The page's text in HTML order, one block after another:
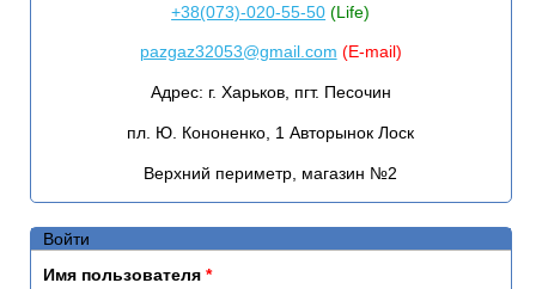
+38(073)-020-55-50 (Life)
pazgaz32053@gmail.com (E-mail)
Адрес: г. Харьков, пгт. Песочин
пл. Ю. Кононенко, 1 Авторынок Лоск
Верхний периметр, магазин №2
Войти
Имя пользователя *